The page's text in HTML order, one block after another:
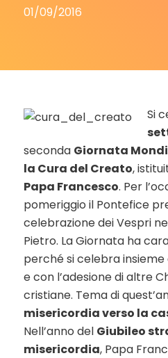
01/09/2016
Si
seconda Giornata
la Cura del Creato,
Papa Francesco. Per
pomeriggio il Pontefice
celebrazione dei Vespri
Pietro. La Giornata ha
perché si celebra
e con l’adesione di altre
cristiane. Tema di
misericordia verso la
Nell’anno del Giubileo
misericordia, Papa